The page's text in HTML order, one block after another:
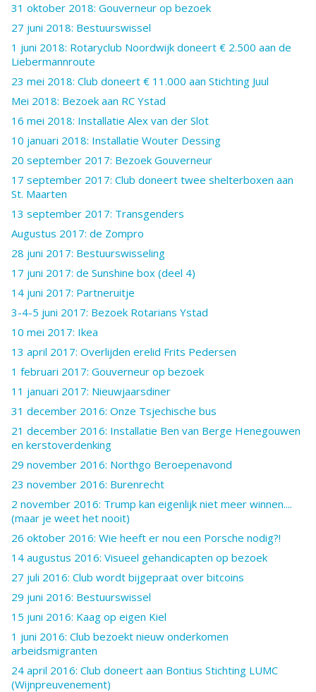
31 oktober 2018: Gouverneur op bezoek
27 juni 2018: Bestuurswissel
1 juni 2018: Rotaryclub Noordwijk doneert € 2.500 aan de
Liebermannroute
23 mei 2018: Club doneert € 11.000 aan Stichting Juul
Mei 2018: Bezoek aan RC Ystad
16 mei 2018: Installatie Alex van der Slot
10 januari 2018: Installatie Wouter Dessing
20 september 2017: Bezoek Gouverneur
17 september 2017: Club doneert twee shelterboxen aan
St. Maarten
13 september 2017: Transgenders
Augustus 2017: de Zompro
28 juni 2017: Bestuurswisseling
17 juni 2017: de Sunshine box (deel 4)
14 juni 2017: Partneruitje
3-4-5 juni 2017: Bezoek Rotarians Ystad
10 mei 2017: Ikea
13 april 2017: Overlijden erelid Frits Pedersen
1 februari 2017: Gouverneur op bezoek
11 januari 2017: Nieuwjaarsdiner
31 december 2016: Onze Tsjechische bus
21 december 2016: Installatie Ben van Berge Henegouwen
en kerstoverdenking
29 november 2016: Northgo Beroepenavond
23 november 2016: Burenrecht
2 november 2016: Trump kan eigenlijk niet meer winnen....
(maar je weet het nooit)
26 oktober 2016: Wie heeft er nou een Porsche nodig?!
14 augustus 2016: Visueel gehandicapten op bezoek
27 juli 2016: Club wordt bijgepraat over bitcoins
29 juni 2016: Bestuurswissel
15 juni 2016: Kaag op eigen Kiel
1 juni 2016: Club bezoekt nieuw onderkomen
arbeidsmigranten
24 april 2016: Club doneert aan Bontius Stichting LUMC
(Wijnpreuvenement)